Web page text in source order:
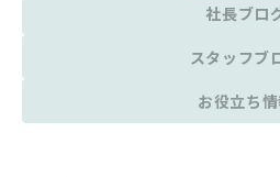
社長ブロ
スタッフブ
お役立ち